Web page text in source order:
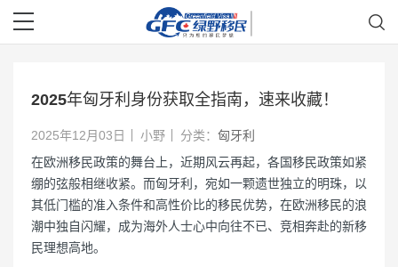
2025年匈牙利身份获取全指南，速来收藏！
2025年12月03日 小野 分类： 匈牙利
在欧洲移民政策的舞台上，近期风云再起，各国移民政策如紧
绷的弦般相继收紧。而匈牙利，宛如一颗遗世独立的明珠，以
其低门槛的准入条件和高性价比的移民优势，在欧洲移民的浪
潮中独自闪耀，成为海外人士心中向往不已、竞相奔赴的新移
民理想高地。